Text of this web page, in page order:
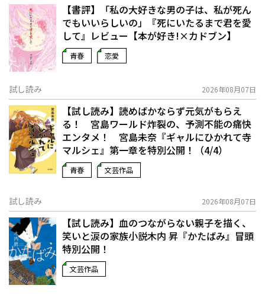
【書評】「私の大好きな男の子は、私が死ん
でもいいらしいの」――『死にいたるまで君を愛
して』レビュー【本が好き!×カドブン】
青春 恋愛
試し読み 2026年08月07日
【試し読み】読めばかならず元気がもらえ
る！ 宮島ワールド炸裂の、予測不能の痛快
エンタメ！ 宮島未奈『ギャルにひかれて寺
マルシェ』第一章を特別公開！（4/4）
青春 文芸作品
試し読み 2026年08月07日
【試し読み】血のつながらない親子を描く、
笑いと涙の家族小説――木内 昇『かたばみ』冒頭
特別公開！
文芸作品